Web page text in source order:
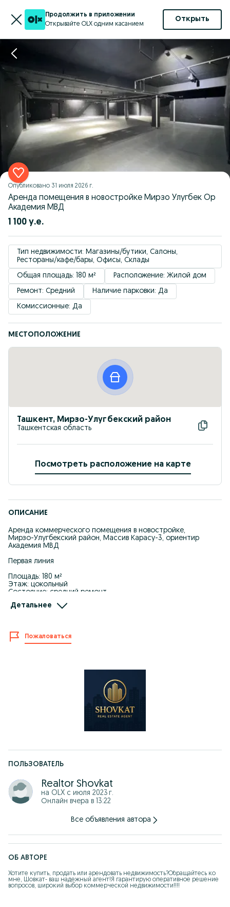
Продолжить в приложении
Открывайте OLX одним касанием
Открыть
Опубликовано 31 июля 2026 г.
Аренда помещения в новостройке Мирзо Улугбек Ор
Академия МВД
1 100 у.е.
Тип недвижимости: Магазины/бутики, Салоны,
Рестораны/кафе/бары, Офисы, Склады
Общая площадь: 180 м²
Расположение: Жилой дом
Ремонт: Средний
Наличие парковки: Да
Комиссионные: Да
МЕСТОПОЛОЖЕНИЕ
Ташкент, Мирзо-Улугбекский район
Ташкентская область
Посмотреть расположение на карте
ОПИСАНИЕ
Аренда коммерческого помещения в новостройке,
Мирзо-Улугбекский район, Массив Карасу-3, ориентир
Академия МВД
Первая линия
Площадь: 180 м²
Этаж: цокольный
Состояние: средний ремонт
Цена: 1.100 у.е.
Предоплата + депозит
Детальнее
Пожаловаться
ПОЛЬЗОВАТЕЛЬ
Realtor Shovkat
на OLX с июля 2023 г.
Онлайн вчера в 13:22
Все объявления автора
ОБ АВТОРЕ
Хотите купить, продать или арендовать недвижимость?Обращайтесь ко
мне, Шовкат- ваш надежный агент!Я гарантирую оперативное решение
вопросов, широкий выбор коммерческой недвижимости!!!!